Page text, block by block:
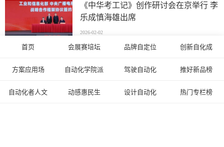
《中华考工记》创作研讨会在京举行 李
乐成慎海雄出席
2026-02-02
中国自动化学会监事长王飞跃研究员
创研究方法
目标100所！宁德时代青柠计划启动
首页 会展赛培坛 品牌自定位 创新自化成
方案应用场 自动化学院派 驾驶自动化 推好新品榜
自动化者人文 动感惠民生 设计自动化 热门专栏榜